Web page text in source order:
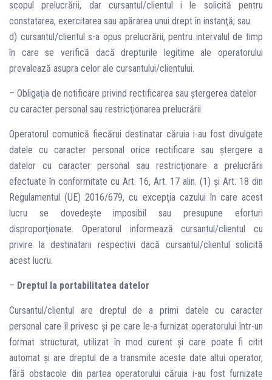
scopul prelucrării, dar cursantul/clientul i le solicită pentru
constatarea, exercitarea sau apărarea unui drept în instanţă; sau
d) cursantul/clientul s-a opus prelucrării, pentru intervalul de timp
în care se verifică dacă drepturile legitime ale operatorului
prevalează asupra celor ale cursantului/clientului.
– Obligaţia de notificare privind rectificarea sau ştergerea datelor
cu caracter personal sau restricţionarea prelucrării
Operatorul comunică fiecărui destinatar căruia i-au fost divulgate
datele cu caracter personal orice rectificare sau ştergere a
datelor cu caracter personal sau restricţionare a prelucrării
efectuate în conformitate cu Art. 16, Art. 17 alin. (1) şi Art. 18 din
Regulamentul (UE) 2016/679, cu excepţia cazului în care acest
lucru se dovedeşte imposibil sau presupune eforturi
disproporţionate. Operatorul informează cursantul/clientul cu
privire la destinatarii respectivi dacă cursantul/clientul solicită
acest lucru.
– Dreptul la portabilitatea datelor
Cursantul/clientul are dreptul de a primi datele cu caracter
personal care îl privesc şi pe care le-a furnizat operatorului într-un
format structurat, utilizat în mod curent şi care poate fi citit
automat şi are dreptul de a transmite aceste date altui operator,
fără obstacole din partea operatorului căruia i-au fost furnizate